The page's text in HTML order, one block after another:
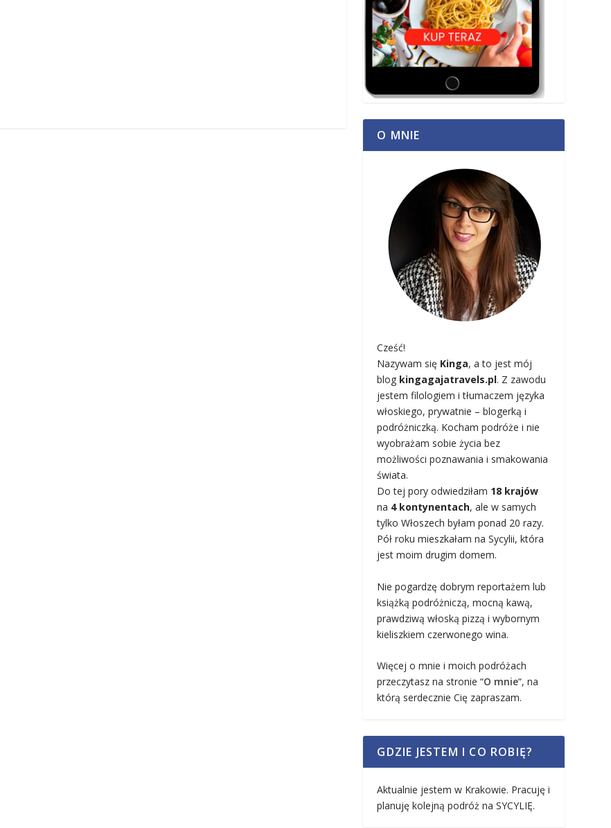
O MNIE
Cześć!
Nazywam się Kinga, a to jest mój
blog kingagajatravels.pl. Z zawodu
jestem filologiem i tłumaczem języka
włoskiego, prywatnie – blogerką i
podróżniczką. Kocham podróże i nie
wyobrażam sobie życia bez
możliwości poznawania i smakowania
świata.
Do tej pory odwiedziłam 18 krajów
na 4 kontynentach, ale w samych
tylko Włoszech byłam ponad 20 razy.
Pół roku mieszkałam na Sycylii, która
jest moim drugim domem.
Nie pogardzę dobrym reportażem lub
książką podróżniczą, mocną kawą,
prawdziwą włoską pizzą i wybornym
kieliszkiem czerwonego wina.
Więcej o mnie i moich podróżach
przeczytasz na stronie “O mnie“, na
którą serdecznie Cię zapraszam.
GDZIE JESTEM I CO ROBIĘ?
Aktualnie jestem w Krakowie. Pracuję i
planuję kolejną podróż na SYCYLIĘ.